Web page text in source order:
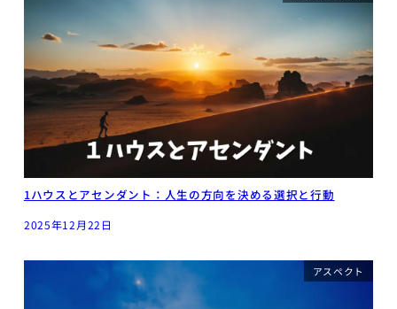
1ハウスとアセンダント：人生の方向を決める選択と行動
2025年12月22日
アスペクト